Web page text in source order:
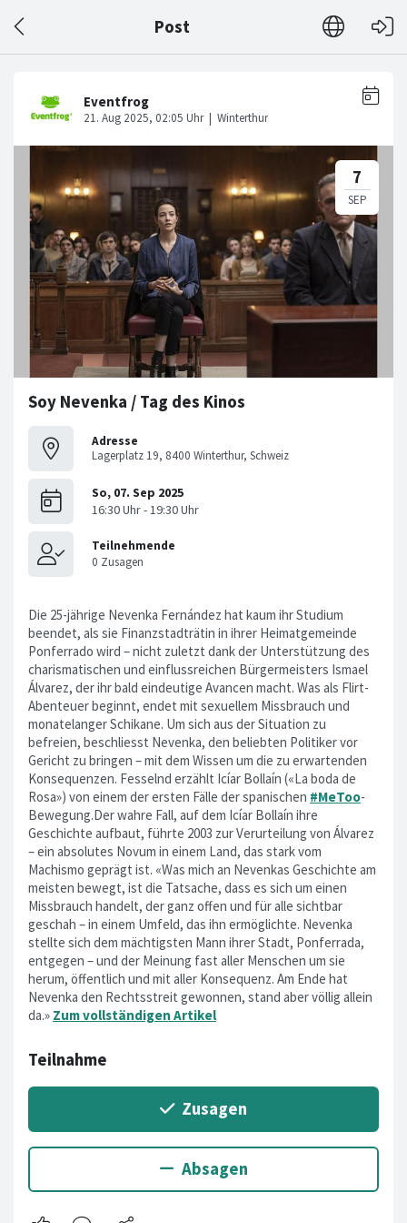
Post
Soy Nevenka / Tag des Kinos
Adresse
Lagerplatz 19, 8400 Winterthur, Schweiz
Die 25-jährige Nevenka Fernández hat kaum ihr Studium
beendet, als sie Finanzstadträtin in ihrer Heimatgemeinde
Ponferrado wird – nicht zuletzt dank der Unterstützung des
charismatischen und einflussreichen Bürgermeisters Ismael
Álvarez, der ihr bald eindeutige Avancen macht. Was als Flirt-
Abenteuer beginnt, endet mit sexuellem Missbrauch und
monatelanger Schikane. Um sich aus der Situation zu
befreien, beschliesst Nevenka, den beliebten Politiker vor
Gericht zu bringen – mit dem Wissen um die zu erwartenden
Konsequenzen. Fesselnd erzählt Icíar Bollaín («La boda de
Rosa») von einem der ersten Fälle der spanischen #MeToo-
Bewegung.Der wahre Fall, auf dem Icíar Bollaín ihre
Geschichte aufbaut, führte 2003 zur Verurteilung von Álvarez
– ein absolutes Novum in einem Land, das stark vom
Machismo geprägt ist. «Was mich an Nevenkas Geschichte am
meisten bewegt, ist die Tatsache, dass es sich um einen
Missbrauch handelt, der ganz offen und für alle sichtbar
geschah – in einem Umfeld, das ihn ermöglichte. Nevenka
stellte sich dem mächtigsten Mann ihrer Stadt, Ponferrada,
entgegen – und der Meinung fast aller Menschen um sie
herum, öffentlich und mit aller Konsequenz. Am Ende hat
Nevenka den Rechtsstreit gewonnen, stand aber völlig allein
da.» Zum vollständigen Artikel